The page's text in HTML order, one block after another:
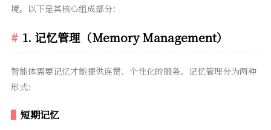
境。以下是其核心组成部分：
1. 记忆管理（Memory Management）
智能体需要记忆才能提供连贯、个性化的服务。记忆管理分为两种
形式：
短期记忆